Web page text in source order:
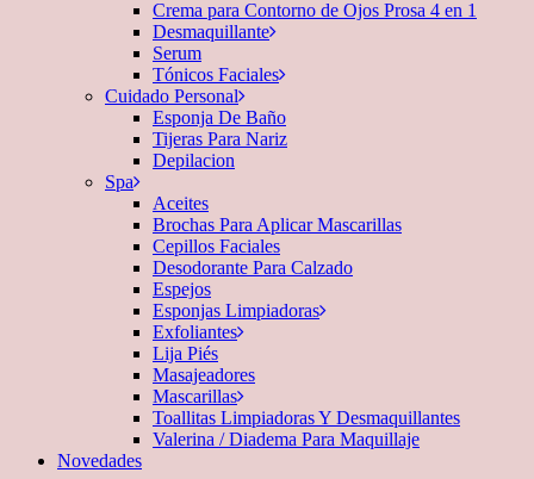
Crema para Contorno de Ojos Prosa 4 en 1
Desmaquillante
Serum
Tónicos Faciales
Cuidado Personal
Esponja De Baño
Tijeras Para Nariz
Depilacion
Spa
Aceites
Brochas Para Aplicar Mascarillas
Cepillos Faciales
Desodorante Para Calzado
Espejos
Esponjas Limpiadoras
Exfoliantes
Lija Piés
Masajeadores
Mascarillas
Toallitas Limpiadoras Y Desmaquillantes
Valerina / Diadema Para Maquillaje
Novedades